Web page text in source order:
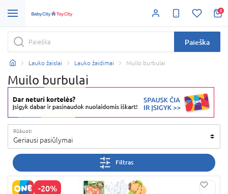
0
Paieška
Lauko žaislai Lauko žaidimai Muilo burbulai
Muilo burbulai
Rūšiuoti
Geriausi pasiūlymai
Filtras
-20%